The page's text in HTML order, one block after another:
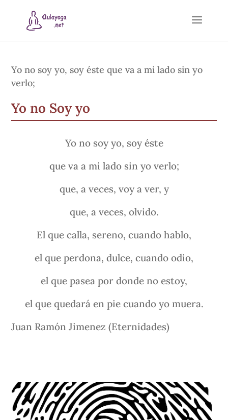
Yo no soy yo, soy éste que va a mi lado sin yo
verlo;
Yo no Soy yo
Yo no soy yo, soy éste
que va a mi lado sin yo verlo;
que, a veces, voy a ver, y
que, a veces, olvido.
El que calla, sereno, cuando hablo,
el que perdona, dulce, cuando odio,
el que pasea por donde no estoy,
el que quedará en pie cuando yo muera.
Juan Ramón Jimenez (Eternidades)